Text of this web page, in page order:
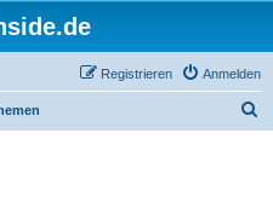
Anmelden
Registrieren